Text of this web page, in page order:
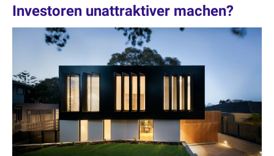
Investoren unattraktiver machen?